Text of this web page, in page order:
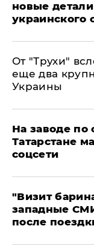
новые
украинского
От "Трухи"
еще два
Украины
На заводе по
Татарстане
соцсети
"Визит
западные
после